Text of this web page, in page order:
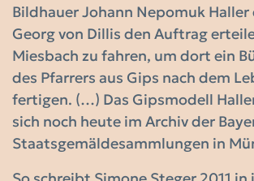
Bildhauer Johann Nepomuk Haller
Georg von Dillis den Auftrag
Miesbach zu fahren, um dort ein
des Pfarrers aus Gips nach dem
fertigen. (…) Das Gipsmodell
sich noch heute im Archiv der
Staatsgemäldesammlungen in